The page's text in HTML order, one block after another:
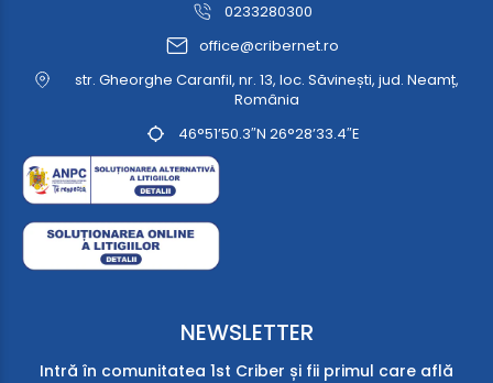
0233280300
office@cribernet.ro
str. Gheorghe Caranfil, nr. 13, loc. Săvinești, jud. Neamț,
România
46°51’50.3″N 26°28’33.4″E
NEWSLETTER
Intră în comunitatea 1st Criber și fii primul care află